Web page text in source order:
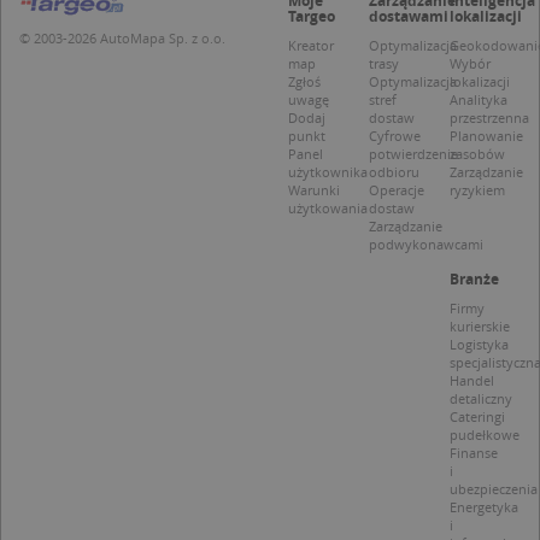
© 2003-2026 AutoMapa Sp. z o.o.
Targeo
Kreator
map
Zgłoś
uwagę
Dodaj
punkt
Panel
użytkownika
Warunki
użytkowania
dostawami
Optymalizacja
trasy
Optymalizacja
stref
dostaw
Cyfrowe
potwierdzenie
odbioru
Operacje
dostaw
Zarządzanie
podwykonawcami
lokalizacji
Wybór
lokalizacji
Analityka
przestrzenna
Planowanie
zasobów
Zarządzanie
ryzykiem
Branże
Firmy
kurierskie
Logistyka
specjalistyczna
Handel
detaliczny
Cateringi
pudełkowe
Finanse
i
ubezpieczenia
Energetyka
i
Niezbędne
Niesklasyfikowane
Niezbędne pliki cookie umożliwiają korzystanie z
podstawowych funkcji strony internetowej, takich
jak logowanie użytkownika i zarządzanie kontem.
Bez niezbędnych plików cookie nie można
prawidłowo korzystać ze strony internetowej.
Provider
Okres
przechowywania
Sesja
1 rok 1 miesiąc
to